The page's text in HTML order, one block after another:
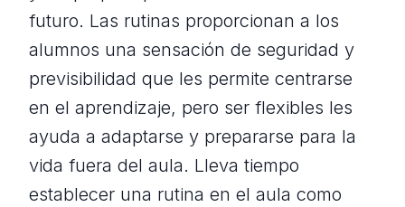
futuro. Las rutinas proporcionan a los
alumnos una sensación de seguridad y
previsibilidad que les permite centrarse
en el aprendizaje, pero ser flexibles les
ayuda a adaptarse y prepararse para la
vida fuera del aula. Lleva tiempo
establecer una rutina en el aula como